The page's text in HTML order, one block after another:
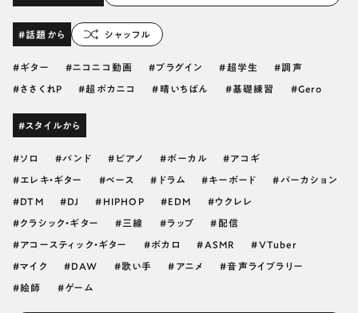
#話題から シャッフル
ギター ニコニコ動画 プラグイン 超学生 調声
ささくれP 超ボカニコ 晴いちばん 基礎練習 Gero
#スタイルから
ソロ バンド ピアノ ボーカル アコギ
エレキ・ギター ベース ドラム キーボード パーカション
DTM DJ HIPHOP EDM ウクレレ
クラシック・ギター 三線 ラップ 配信
アコースティック・ギター ボカロ ASMR VTuber
マイク DAW 歌い手 アニメ 音声ライブラリー
絵師 ゲーム